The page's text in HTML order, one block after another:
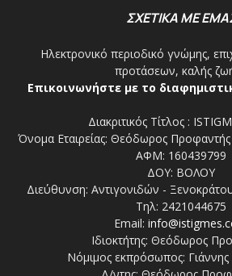
ΣΧΕΤΙΚΑ ΜΕ
Ηλεκτρονικό περιοδικό γνώμης,
προτάσεων, καλής
Επικοινωνήστε με το
Διακριτικός Τίτλος :
Όνομα Εταιρείας: Θεόδωρος Προφαντής
ΑΦΜ: 160439799
ΔΟΥ: ΒΟΛΟΥ
Διεύθυνση: Αντιγονιδών -
Τηλ: 2421044675
Email:
Ιδιοκτήτης: Θεόδωρος
Νόμιμος εκπρόσωπος: